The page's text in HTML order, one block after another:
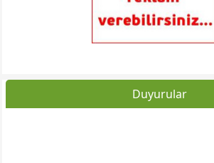
Duyurular